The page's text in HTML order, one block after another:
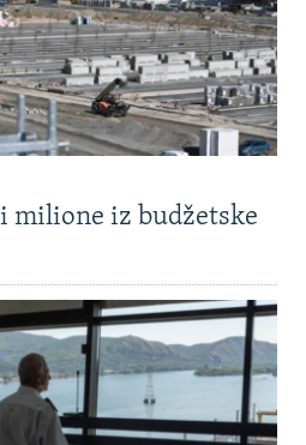
milione iz budžetske